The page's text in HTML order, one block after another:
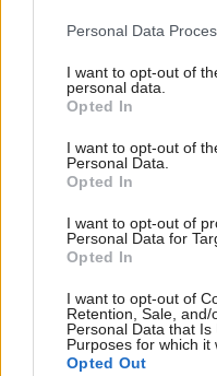
Please note that this
not limited to your visit or
grant or deny consent to
use your data for below
consent section.
Personal Data
I want to opt-out of
personal data.
Opted In
I want to opt-out of
Personal Data.
Opted In
I want to opt-out of
Personal Data for
Opted In
I want to opt-out of
Retention, Sale,
Personal Data that
Purposes for which it
Opted Out
stereotyp, bývanie
Bývanie ako na
Najnovšie príspevky
Re: Takto sa rieši
My napríklad labky
používame tyčový ETA